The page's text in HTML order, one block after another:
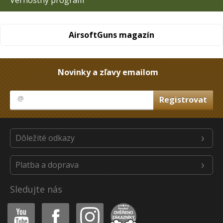
AirsoftGuns magazín
Novinky a zľavy emailom
Dôležité odkazy
Platba a doprava
Sledujte nás
Youtube Facebook Instagram Heureka